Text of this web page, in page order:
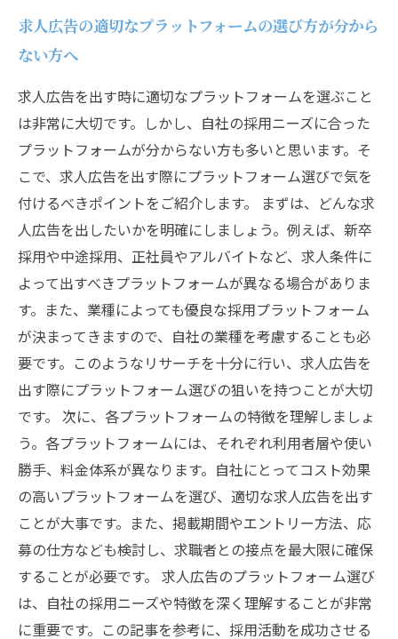
求人広告の適切なプラットフォームの選び方が分から
ない方へ
求人広告を出す時に適切なプラットフォームを選ぶこと
は非常に大切です。しかし、自社の採用ニーズに合った
プラットフォームが分からない方も多いと思います。そ
こで、求人広告を出す際にプラットフォーム選びで気を
付けるべきポイントをご紹介します。 まずは、どんな求
人広告を出したいかを明確にしましょう。例えば、新卒
採用や中途採用、正社員やアルバイトなど、求人条件に
よって出すべきプラットフォームが異なる場合がありま
す。また、業種によっても優良な採用プラットフォーム
が決まってきますので、自社の業種を考慮することも必
要です。このようなリサーチを十分に行い、求人広告を
出す際にプラットフォーム選びの狙いを持つことが大切
です。 次に、各プラットフォームの特徴を理解しましょ
う。各プラットフォームには、それぞれ利用者層や使い
勝手、料金体系が異なります。自社にとってコスト効果
の高いプラットフォームを選び、適切な求人広告を出す
ことが大事です。また、掲載期間やエントリー方法、応
募の仕方なども検討し、求職者との接点を最大限に確保
することが必要です。 求人広告のプラットフォーム選び
は、自社の採用ニーズや特徴を深く理解することが非常
に重要です。この記事を参考に、採用活動を成功させる